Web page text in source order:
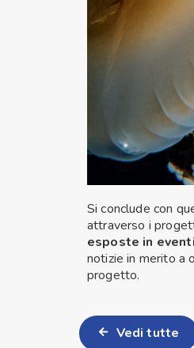
Si conclude con
attraverso i
esposte in eventi
notizie in merito a
progetto.
Vedi tutte